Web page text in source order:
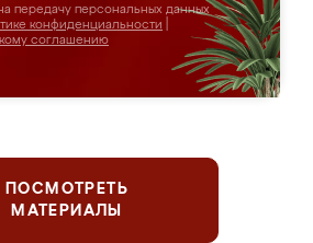
передачу персональных данных
конфиденциальности
соглашению
ПОСМОТРЕТЬ
МАТЕРИАЛЫ